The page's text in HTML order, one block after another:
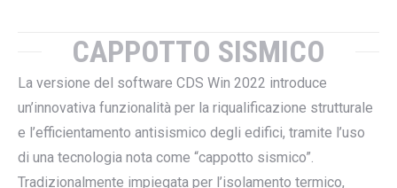
CAPPOTTO SISMICO
La versione del software CDS Win 2022 introduce
un’innovativa funzionalità per la riqualificazione strutturale
e l’efficientamento antisismico degli edifici, tramite l’uso
di una tecnologia nota come “cappotto sismico”.
Tradizionalmente impiegata per l’isolamento termico,